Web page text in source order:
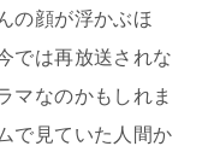
の顔が浮かぶほ
では再放送されな
マなのかもしれま
で見ていた人間か